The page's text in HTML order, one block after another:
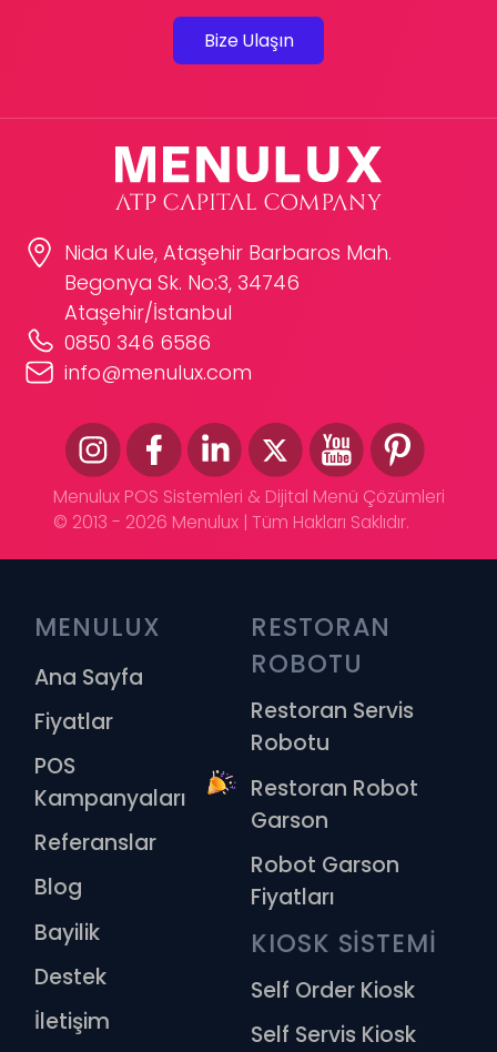
Bize Ulaşın
Menulux POS Sistemleri & Dijital Menü Çözümleri
© 2013 - 2026 Menulux | Tüm Hakları Saklıdır.
Nida Kule, Ataşehir Barbaros Mah.
Begonya Sk. No:3, 34746
Ataşehir/İstanbul
0850 346 6586
info@menulux.com
MENULUX
Ana Sayfa
Fiyatlar
POS
Kampanyaları
Referanslar
Blog
Bayilik
Destek
İletişim
RESTORAN
ROBOTU
Restoran Servis
Robotu
Restoran Robot
Garson
Robot Garson
Fiyatları
KIOSK SİSTEMİ
Self Order Kiosk
Self Servis Kiosk